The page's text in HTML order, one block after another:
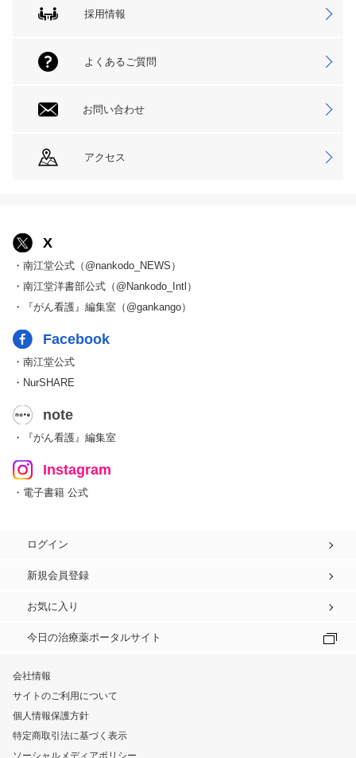
採用情報
よくあるご質問
お問い合わせ
アクセス
X
・南江堂公式（@nankodo_NEWS）
・南江堂洋書部公式（@Nankodo_Intl）
・『がん看護』編集室（@gankango）
Facebook
・南江堂公式
・NurSHARE
note
・『がん看護』編集室
Instagram
・電子書籍 公式
ログイン
新規会員登録
お気に入り
今日の治療薬ポータルサイト
会社情報
サイトのご利用について
個人情報保護方針
特定商取引法に基づく表示
ソーシャルメディアポリシー